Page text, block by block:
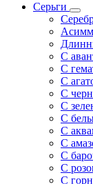
Серьги
С
С
С
С
С
С
С
С
С
С
С